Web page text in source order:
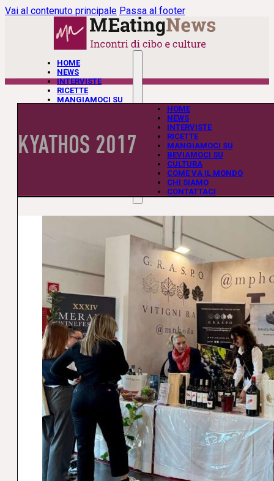
Vai al contenuto principale Passa al footer
HOME
NEWS
INTERVISTE
RICETTE
MANGIAMOCI SU
CHI SIAMO
CONTATTACI
HOME
NEWS
INTERVISTE
RICETTE
MANGIAMOCI SU
BEVIAMOCI SU
CULTURA
COME VA IL MONDO
CHI SIAMO
CONTATTACI
KYATHOS 2017